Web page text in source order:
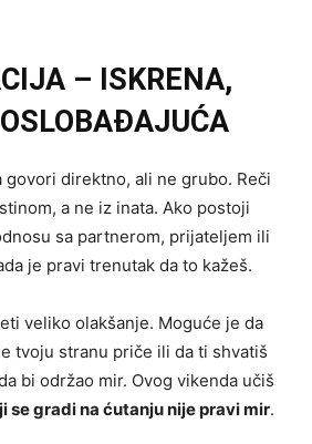
– ISKRENA,
govori direktno, ali ne grubo. Reči
a ne iz inata. Ako postoji
sa partnerom, prijateljem ili
je pravi trenutak da to kažeš.
veliko olakšanje. Moguće je da
tvoju stranu priče ili da ti shvatiš
bi održao mir. Ovog vikenda učiš
se gradi na ćutanju nije pravi mir.